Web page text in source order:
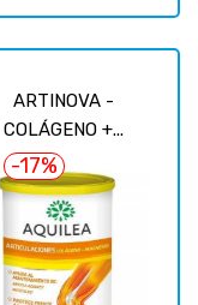
ARTINOVA -
COLÁGENO +...
-17%